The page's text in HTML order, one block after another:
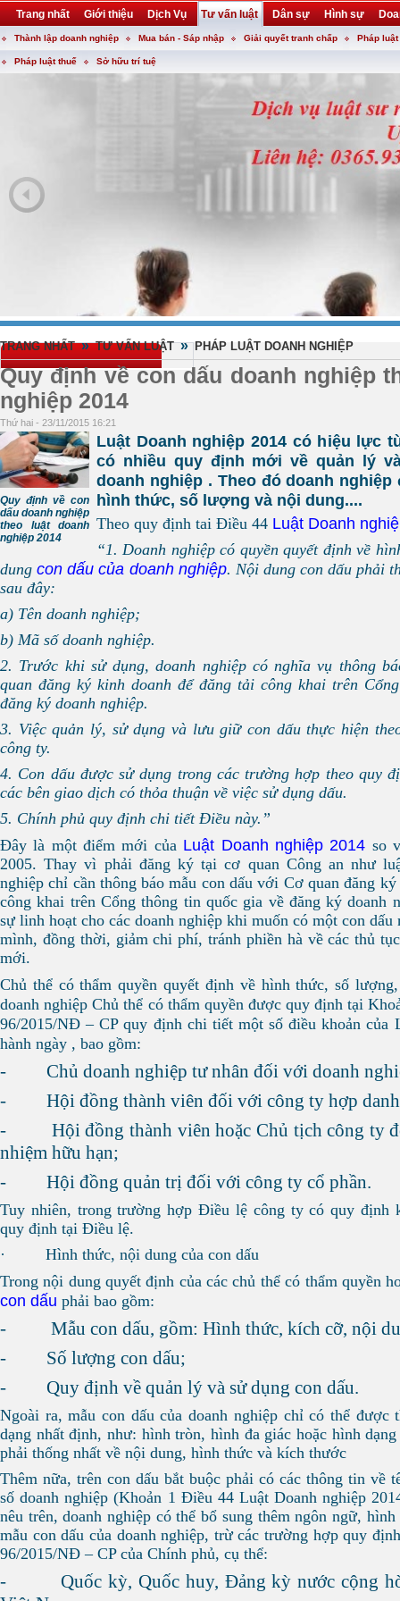
Trang nhất Giới thiệu Dịch Vụ Tư vấn luật Dân sự Hình sự
Khuyến mại Liên hệ forum utility
Thành lập doanh nghiệp Mua bán - Sáp nhập Giải quyết tranh chấp Pháp
Pháp luật thuế Sở hữu trí tuệ
TRANG NHẤT » TƯ VẤN LUẬT » PHÁP LUẬT DOANH NGHIỆP
Quy định về con dấu doanh nghiệp
nghiệp 2014
Thứ hai - 23/11/2015 16:21
Quy định về con
dấu doanh nghiệp
theo luật doanh
nghiệp 2014
Luật Doanh nghiệp 2014 có hiệu lực
có nhiều quy định mới về quản lý
doanh nghiệp . Theo đó doanh
hình thức, số lượng và nội dung....
Theo quy định tai Điều 44 Luật Doanh
“1. Doanh nghiệp có quyền quyết định về
dungcon dấu của doanh nghiệp. Nội dung con dấu phải
sau đây:
a) Tên doanh nghiệp;
b) Mã số doanh nghiệp.
2. Trước khi sử dụng, doanh nghiệp có nghĩa vụ thông
quan đăng ký kinh doanh để đăng tải công khai trên
đăng ký doanh nghiệp.
3. Việc quản lý, sử dụng và lưu giữ con dấu thực hiện
công ty.
4. Con dấu được sử dụng trong các trường hợp theo quy
các bên giao dịch có thỏa thuận về việc sử dụng dấu.
5. Chính phủ quy định chi tiết Điều này.”
Đây là một điểm mới của Luật Doanh nghiệp 2014 so
2005. Thay vì phải đăng ký tại cơ quan Công an như
nghiệp chỉ cần thông báo mẫu con dấu với Cơ quan đăng
công khai trên Cổng thông tin quốc gia về đăng ký doanh
sự linh hoạt cho các doanh nghiệp khi muốn có một con dấu
mình, đồng thời, giảm chi phí, tránh phiền hà về các thủ
mới.
Chủ thể có thẩm quyền quyết định về hình thức, số
doanh nghiệp Chủ thể có thẩm quyền được quy định tại
96/2015/NĐ – CP quy định chi tiết một số điều khoản của
hành ngày , bao gồm:
- Chủ doanh nghiệp tư nhân đối với doanh
- Hội đồng thành viên đối với công ty hợp
- Hội đồng thành viên hoặc Chủ tịch công ty
nhiệm hữu hạn;
- Hội đồng quản trị đối với công ty cổ phần.
Tuy nhiên, trong trường hợp Điều lệ công ty có quy định
quy định tại Điều lệ.
· Hình thức, nội dung của con dấu
Trong nội dung quyết định của các chủ thể có thẩm quyền
con dấu phải bao gồm:
- Mẫu con dấu, gồm: Hình thức, kích cỡ, nội
- Số lượng con dấu;
- Quy định về quản lý và sử dụng con dấu.
Ngoài ra, mẫu con dấu của doanh nghiệp chỉ có thể được
dạng nhất định, như: hình tròn, hình đa giác hoặc hình
phải thống nhất về nội dung, hình thức và kích thước
Thêm nữa, trên con dấu bắt buộc phải có các thông tin về
số doanh nghiệp (Khoản 1 Điều 44 Luật Doanh nghiệp
nêu trên, doanh nghiệp có thể bổ sung thêm ngôn ngữ,
mẫu con dấu của doanh nghiệp, trừ các trường hợp quy
96/2015/NĐ – CP của Chính phủ, cụ thể:
- Quốc kỳ, Quốc huy, Đảng kỳ nước cộng